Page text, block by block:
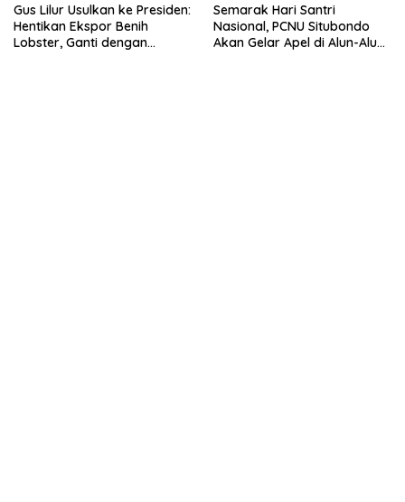
Gus Lilur Usulkan ke Presiden:
Hentikan Ekspor Benih
Lobster, Ganti dengan
Semarak Hari Santri
Nasional, PCNU Situbondo
Akan Gelar Apel di Alun-Alun